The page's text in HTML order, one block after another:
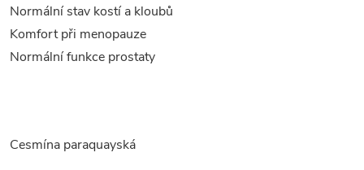
Normální stav kostí a kloubů
Komfort při menopauze
Normální funkce prostaty
Cesmína paraquayská